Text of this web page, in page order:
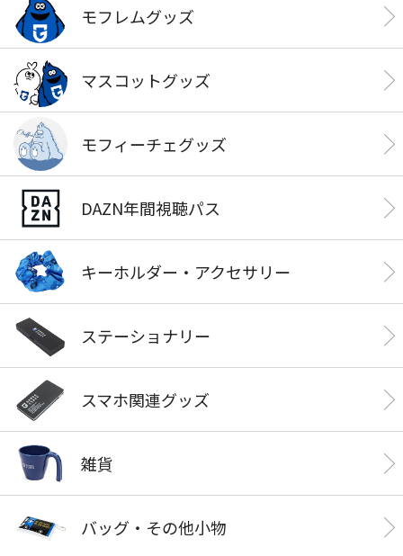
モフレムグッズ
マスコットグッズ
モフィーチェグッズ
DAZN年間視聴パス
キーホルダー・アクセサリー
ステーショナリー
スマホ関連グッズ
雑貨
バッグ・その他小物